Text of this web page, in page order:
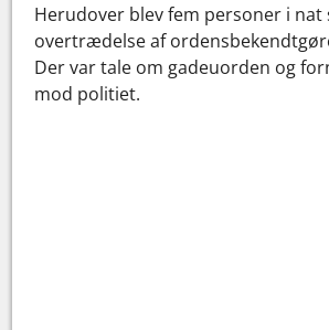
Herudover blev fem personer i
overtrædelse af
Der var tale om gadeuorden og
mod politiet.